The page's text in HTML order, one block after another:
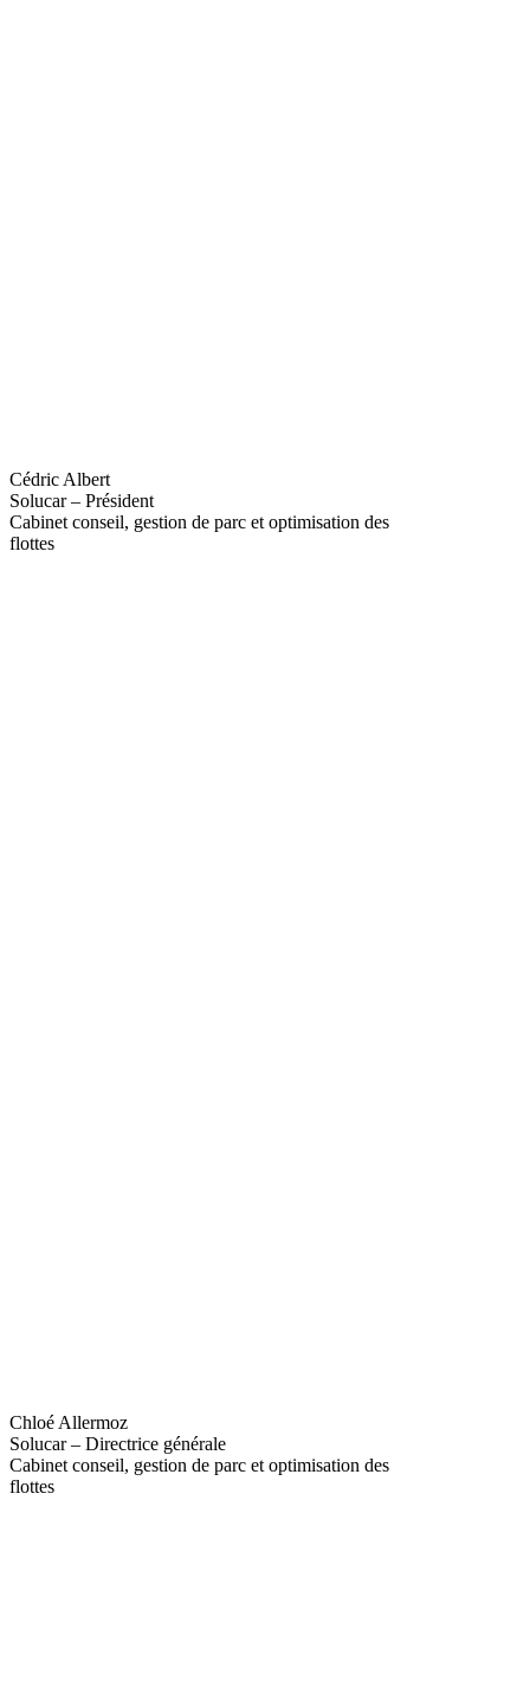
Cédric Albert
Solucar – Président
Cabinet conseil, gestion de parc et optimisation des
flottes
Chloé Allermoz
Solucar – Directrice générale
Cabinet conseil, gestion de parc et optimisation des
flottes